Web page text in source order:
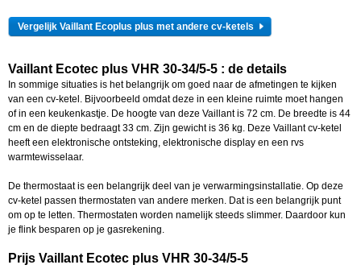
Vergelijk Vaillant Ecoplus plus met andere cv-ketels
Vaillant Ecotec plus VHR 30-34/5-5 : de details
In sommige situaties is het belangrijk om goed naar de afmetingen te kijken
van een cv-ketel. Bijvoorbeeld omdat deze in een kleine ruimte moet hangen
of in een keukenkastje. De hoogte van deze Vaillant is 72 cm. De breedte is 44
cm en de diepte bedraagt 33 cm. Zijn gewicht is 36 kg. Deze Vaillant cv-ketel
heeft een elektronische ontsteking, elektronische display en een rvs
warmtewisselaar.
De thermostaat is een belangrijk deel van je verwarmingsinstallatie. Op deze
cv-ketel passen thermostaten van andere merken. Dat is een belangrijk punt
om op te letten. Thermostaten worden namelijk steeds slimmer. Daardoor kun
je flink besparen op je gasrekening.
Prijs Vaillant Ecotec plus VHR 30-34/5-5